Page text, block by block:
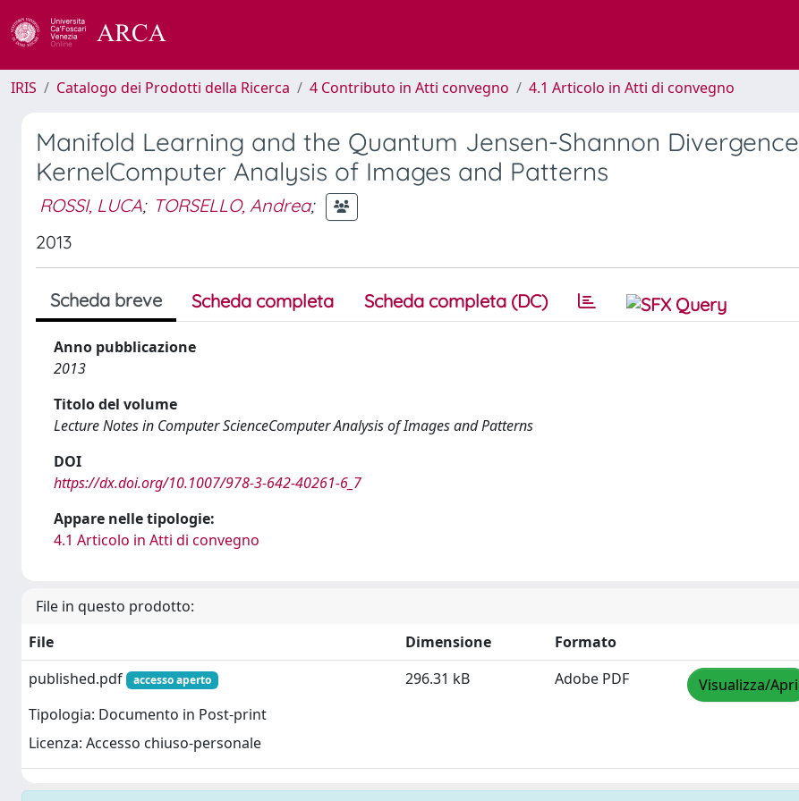
IRIS Catalogo dei Prodotti della Ricerca 4 Contributo in Atti convegno 4.1 Articolo in Atti di convegno
Manifold Learning and the Quantum Jensen-Shannon Divergence
KernelComputer Analysis of Images and Patterns
ROSSI, LUCA; TORSELLO, Andrea;
2013
Scheda breve Scheda completa Scheda completa (DC)
Anno pubblicazione
2013
Titolo del volume
Lecture Notes in Computer ScienceComputer Analysis of Images and Patterns
DOI
https://dx.doi.org/10.1007/978-3-642-40261-6_7
Appare nelle tipologie:
4.1 Articolo in Atti di convegno
File in questo prodotto:
File
Dimensione
Formato
published.pdf
accesso aperto
Tipologia: Documento in Post-print
Licenza: Accesso chiuso-personale
296.31 kB Adobe PDF Visualizza/Apri